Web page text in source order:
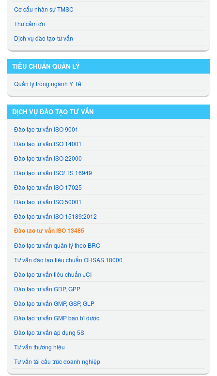
Cơ cấu nhân sự TMSC
Thư cảm ơn
Dịch vụ đào tạo-tư vấn
TIÊU CHUẨN QUẢN LÝ
Quản lý trong ngành Y Tế
DỊCH VỤ ĐÀO TẠO TƯ VẤN
Đào tạo tư vấn ISO 9001
Đào tạo tư vấn ISO 14001
Đào tạo tư vấn ISO 22000
Đào tạo tư vấn ISO/ TS 16949
Đào tạo tư vấn ISO 17025
Đào tạo tư vấn ISO 50001
Đào tạo tư vấn ISO 15189:2012
Đào tao tư vấn ISO 13485
Đào tạo tư vấn quản lý theo BRC
Tư vấn đào tạo tiêu chuẩn OHSAS 18000
Đào tạo tư vấn tiêu chuẩn JCI
Đào tạo tư vấn GDP, GPP
Đào tạo tư vấn GMP, GSP, GLP
Đào tạo tư vấn GMP bao bì dược
Đào tạo tư vấn áp dụng 5S
Tư vấn thương hiệu
Tư vấn tái cấu trúc doanh nghiệp